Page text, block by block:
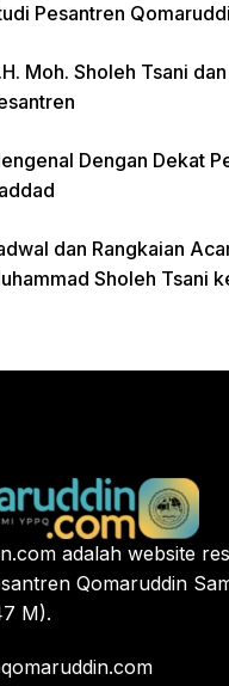
Pesantren
Moh. Sholeh Tsani
Dengan Dekat
dan Rangkaian
Sholeh Tsani
adalah website
Qomaruddin
M).